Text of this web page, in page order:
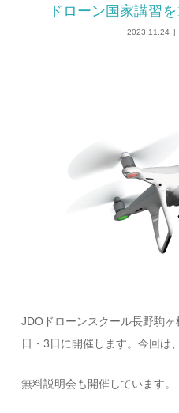
ドローン国家講習
2023.11.24
JDOドローンスクール長野駒
日・3日に開催します。今回は
無料説明会も開催しています。